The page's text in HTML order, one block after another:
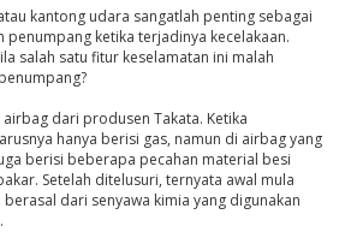
kantong udara sangatlah penting sebagai
ketika terjadinya kecelakaan.
salah satu fitur keselamatan ini malah
dari produsen Takata. Ketika
hanya berisi gas, namun di airbag yang
berisi beberapa pecahan material besi
Setelah ditelusuri, ternyata awal mula
dari senyawa kimia yang digunakan